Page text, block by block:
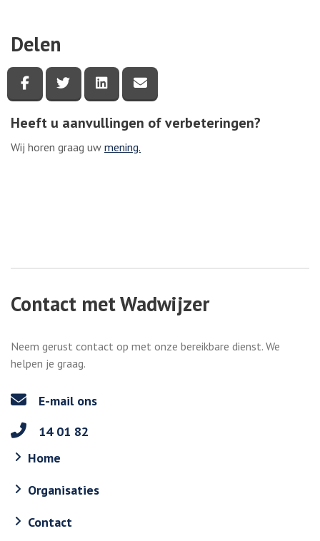
Delen
Deel deze pagina via Facebook
Deel deze pagina via Twitter
Deel deze pagina via LinkedIn
Heeft u aanvullingen of verbeteringen?
Wij horen graag uw mening.
Contact met Wadwijzer
Neem gerust contact op met onze bereikbare dienst. We
helpen je graag.
E-mail ons
14 01 82
Home
Organisaties
Contact